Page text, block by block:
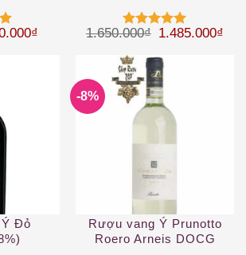
gốc là: 460.000₫.
₫ Giá hiện tại là: 420.000₫.
Được xếp
sao
1.650.000₫ Giá gốc là:
1.485.000₫
Đỏ
-8%
Rượu vang Ý Prunotto
Roero Arneis DOCG